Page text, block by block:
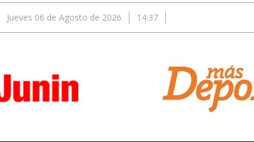
Jueves 06 de Agosto de 2026 14:37